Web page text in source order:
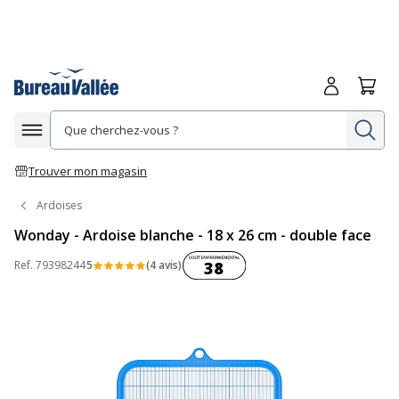
Afficher la navigation
Trouver mon magasin
Me
Ardoises
Wonday - Ardoise blanche - 18 x 26 cm - double face
Ref. 793982445 (4 avis)Coût environnemental :
38